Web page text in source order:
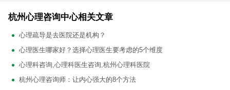
杭州心理咨询中心相关文章
心理疏导是去医院还是机构？
心理医生哪家好？选择心理医生要考虑的5个维度
心理科咨询,心理科医生咨询,杭州心理科医院
杭州心理咨询师：让内心强大的8个方法